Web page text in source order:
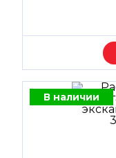
В наличии